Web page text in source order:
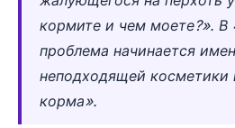
кормите и чем моете?». В
проблема начинается
неподходящей косметики
корма».